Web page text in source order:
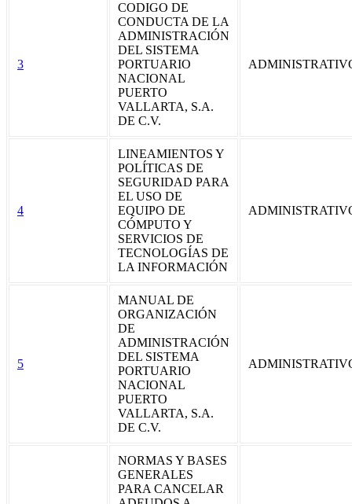
3
CODIGO DE
CONDUCTA DE LA
ADMINISTRACIÓN
DEL SISTEMA
PORTUARIO
NACIONAL
PUERTO
VALLARTA, S.A.
DE C.V.
4
LINEAMIENTOS Y
POLÍTICAS DE
SEGURIDAD PARA
EL USO DE
EQUIPO DE
CÓMPUTO Y
SERVICIOS DE
TECNOLOGÍAS DE
LA INFORMACIÓN
5
MANUAL DE
ORGANIZACIÓN
DE
ADMINISTRACIÓN
DEL SISTEMA
PORTUARIO
NACIONAL
PUERTO
VALLARTA, S.A.
DE C.V.
NORMAS Y BASES
GENERALES
PARA CANCELAR